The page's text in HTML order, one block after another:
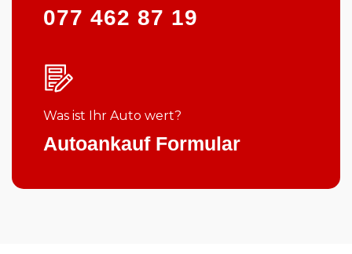
077 462 87 19
Was ist Ihr Auto wert?
Autoankauf Formular